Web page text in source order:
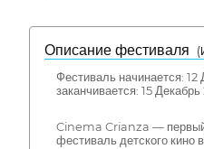
Описание фестиваля
(
Фестиваль начинается:
заканчивается: 15 Декабрь
Cinema Crianza —
фестиваль детского кино